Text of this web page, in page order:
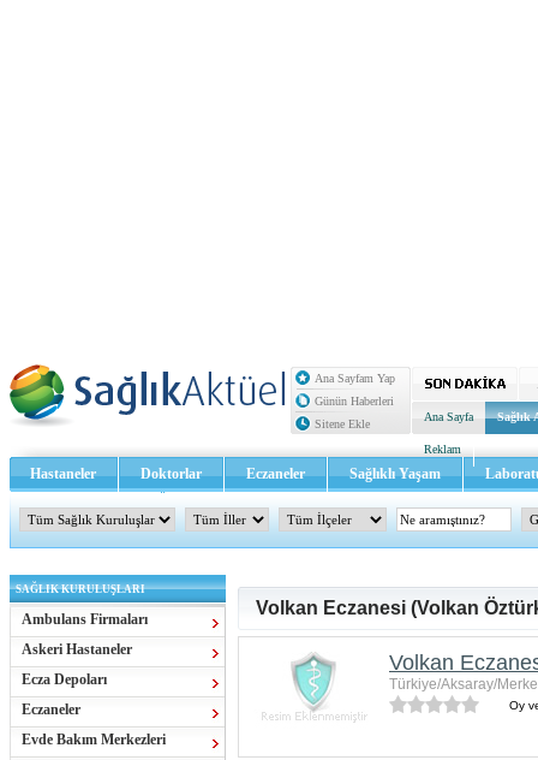
Ana Sayfam Yap
Günün Haberleri
Sitene Ekle
Ana Sayfa Sağlık
Reklam
Hastaneler Doktorlar Eczaneler Sağlıklı Yaşam
Sağlık TV - Video İletişim
SAĞLIK KURULUŞLARI
Ambulans Firmaları
Askeri Hastaneler
Ecza Depoları
Eczaneler
Evde Bakım Merkezleri
Volkan Eczanesi (Volkan
Volkan
Türkiye/Aksaray/
Oy